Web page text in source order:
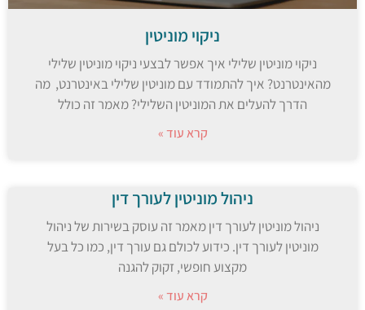
ניקוי מוניטין
ניקוי מוניטין שלילי איך אפשר לבצעי ניקוי מוניטין שלילי
מהאינטרנט? איך להתמודד עם מוניטין שלילי באינטרנט, מה
הדרך להעלים את המוניטין השלילי? מאמר זה כולל
קרא עוד »
ניהול מוניטין לעורך דין
ניהול מוניטין לעורך דין מאמר זה עוסק בשירות של ניהול
מוניטין לעורך דין. כידוע לכולם גם עורך דין, כמו כל בעל
מקצוע חופשי, זקוק להגנה
קרא עוד »